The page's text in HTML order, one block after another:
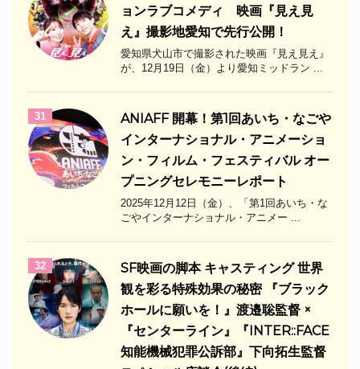
ョンラブコメディ 映画『見え見
え』撮影地愛知で先行公開！
愛知県犬山市で撮影された映画『見え見え』
が、12月19日（金）より愛知ミッドラン ...
31
ANIAFF 開幕！第1回あいち・なごや
インターナショナル・アニメーショ
ン・フィルム・フェスティバル オー
プニングセレモニーレポート
2025年12月12日（金）、「第1回あいち・な
ごやインターナショナル・アニメー ...
32
SF映画の脚本 キャスティング 世界
観を彩る特殊効果の秘密 『ブラック
ホールに願いを！』渡邉聡監督 ×
『センターライン』『INTER::FACE
知能機械犯罪公訴部』下向拓生監督